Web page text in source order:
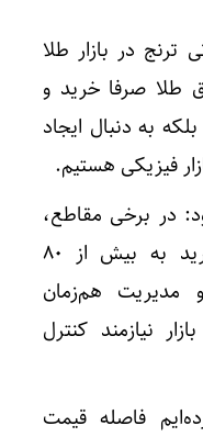
ترنج در بازار طلا
طلا صرفا خرید و
به دنبال ایجاد
فیزیکی هستیم.
در برخی مقاطع،
حجم سفارش‌های تجمیعی خرید به بیش از ۸۰
مدیریت هم‌زمان
نیازمند کنترل
فاصله قیمت